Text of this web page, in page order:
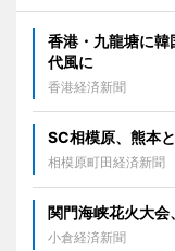
香港・九龍塘に
代風に
香港経済新聞
SC相模原、熊本
相模原町田経済新聞
関門海峡花火大
小倉経済新聞